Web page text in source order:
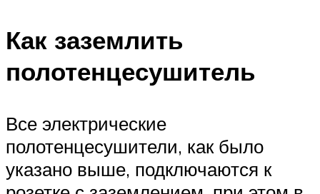
Как заземлить
полотенцесушитель
Все электрические
полотенцесушители, как было
указано выше, подключаются к